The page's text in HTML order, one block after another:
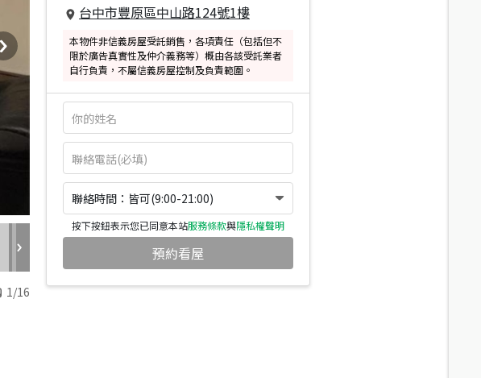
1/16
台中市豐原區中山路124號1樓
本物件非信義房屋受託銷售，各項責任（包括但不
限於廣告真實性及仲介義務等）概由各該受託業者
自行負責，不屬信義房屋控制及負責範圍。
聯絡時間：皆可(9:00-21:00)
按下按鈕表示您已同意本站服務條款與隱私權聲明
預約看屋